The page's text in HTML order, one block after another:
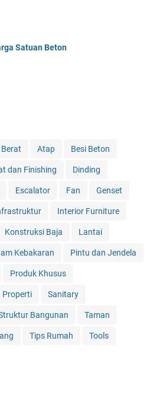
Satuan Beton
Atap Besi Beton
dan Finishing Dinding
Escalator Fan Genset
Interior Furniture
Konstruksi Baja Lantai
Kebakaran Pintu dan Jendela
Produk Khusus
Properti Sanitary
Bangunan Taman
Tips Rumah Tools